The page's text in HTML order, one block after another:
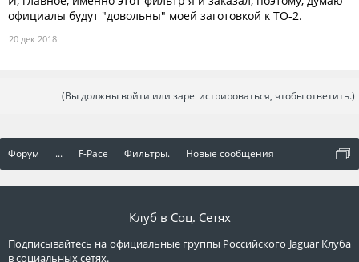
официалы будут "довольны" моей заготовкой к ТО-2.
20 дек 2018
(Вы должны войти или зарегистрироваться, чтобы ответить.)
Форум ... F-Pace Фильтры. Новые сообщения
Клуб в Соц. Сетях
Подписывайтесь на официальные группы Российского Jaguar Клуба
в социальных сетях.